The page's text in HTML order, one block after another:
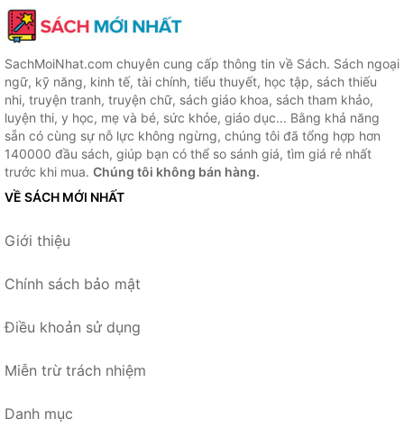
SachMoiNhat.com chuyên cung cấp thông tin về Sách. Sách ngoại
ngữ, kỹ năng, kinh tế, tài chính, tiểu thuyết, học tập, sách thiếu
nhi, truyện tranh, truyện chữ, sách giáo khoa, sách tham khảo,
luyện thi, y học, mẹ và bé, sức khỏe, giáo dục... Bằng khả năng
sẵn có cùng sự nỗ lực không ngừng, chúng tôi đã tổng hợp hơn
140000 đầu sách, giúp bạn có thể so sánh giá, tìm giá rẻ nhất
trước khi mua. Chúng tôi không bán hàng.
VỀ SÁCH MỚI NHẤT
Giới thiệu
Chính sách bảo mật
Điều khoản sử dụng
Miễn trừ trách nhiệm
Danh mục